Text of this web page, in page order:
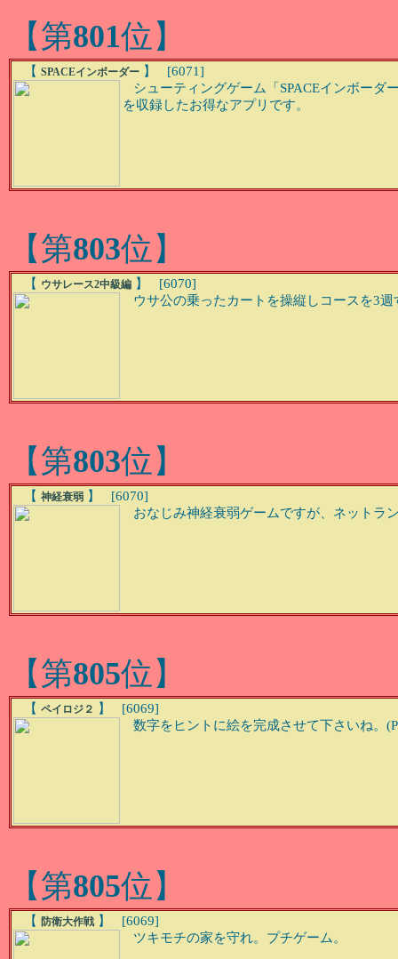
【第801位】
【 SPACEインボーダー 】 [6071]
シューティングゲーム「SPACEインボーダ
を収録したお得なアプリです。
【第803位】
【 ウサレース2中級編 】 [6070]
ウサ公の乗ったカートを操縦しコースを3
【第803位】
【 神経衰弱 】 [6070]
おなじみ神経衰弱ゲームですが、ネットラ
【第805位】
【 ペイロジ２
】 [6069]
数字をヒントに絵を完成させて下さいね。
【第805位】
【 防衛大作戦 】 [6069]
ツキモチの家を守れ。プチゲーム。